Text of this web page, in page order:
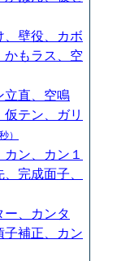
、壁役、カボ
かもラス、空
立直、空鳴
テン、ガリ
）
ン、カン１
完成面子、
ー、カンタ
子補正、カン